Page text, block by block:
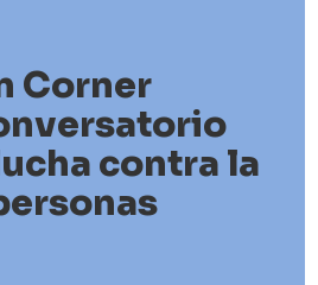
Corner
contra la